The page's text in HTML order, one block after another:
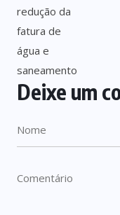
Deixe um